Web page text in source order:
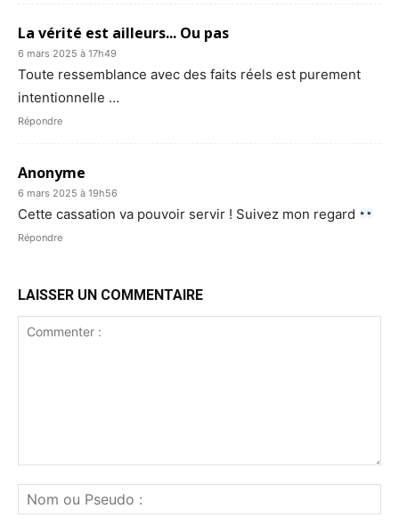
La vérité est ailleurs... Ou pas
6 mars 2025 à 17h49
Toute ressemblance avec des faits réels est purement
intentionnelle …
Répondre
Anonyme
6 mars 2025 à 19h56
Cette cassation va pouvoir servir ! Suivez mon regard
Répondre
LAISSER UN COMMENTAIRE